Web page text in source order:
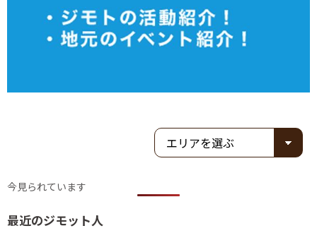
今見られています
最近のジモット人